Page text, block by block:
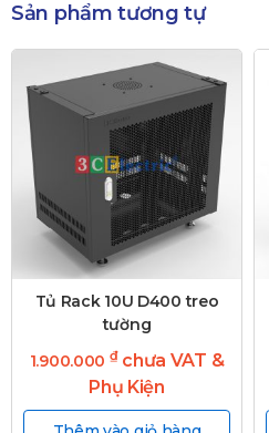
Sản phẩm tương tự
Tủ Rack 10U D400 treo
tường
1.900.000 ₫chưa VAT &
Phụ Kiện